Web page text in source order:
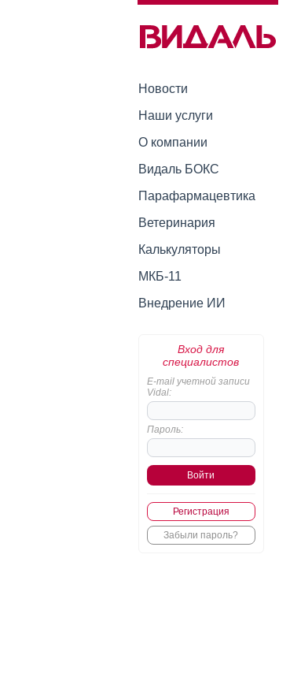
Новости
Наши услуги
О компании
Видаль БОКС
Парафармацевтика
Ветеринария
Калькуляторы
МКБ-11
Внедрение ИИ
Вход для
специалистов
E-mail учетной записи
Vidal:
Пароль:
Регистрация
Забыли пароль?